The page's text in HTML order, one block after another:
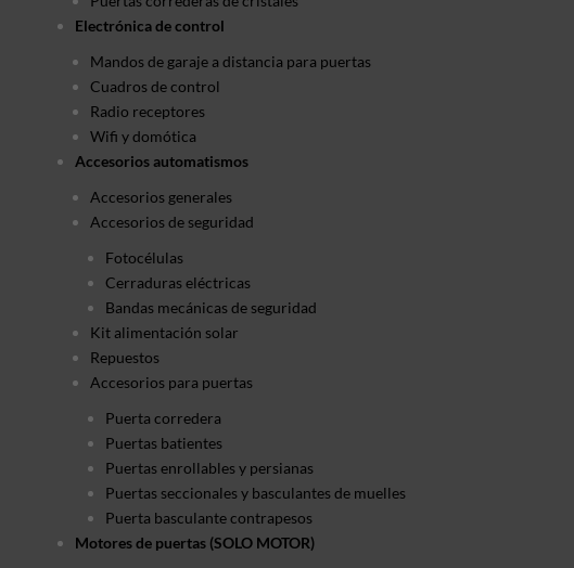
Electrónica de control
Mandos de garaje a distancia para puertas
Cuadros de control
Radio receptores
Wifi y domótica
Accesorios automatismos
Accesorios generales
Accesorios de seguridad
Fotocélulas
Cerraduras eléctricas
Bandas mecánicas de seguridad
Kit alimentación solar
Repuestos
Accesorios para puertas
Puerta corredera
Puertas batientes
Puertas enrollables y persianas
Puertas seccionales y basculantes de muelles
Puerta basculante contrapesos
Motores de puertas (SOLO MOTOR)